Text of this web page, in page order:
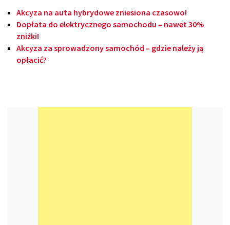
Akcyza na auta hybrydowe zniesiona czasowo!
Dopłata do elektrycznego samochodu – nawet 30%
zniżki!
Akcyza za sprowadzony samochód – gdzie należy ją
opłacić?